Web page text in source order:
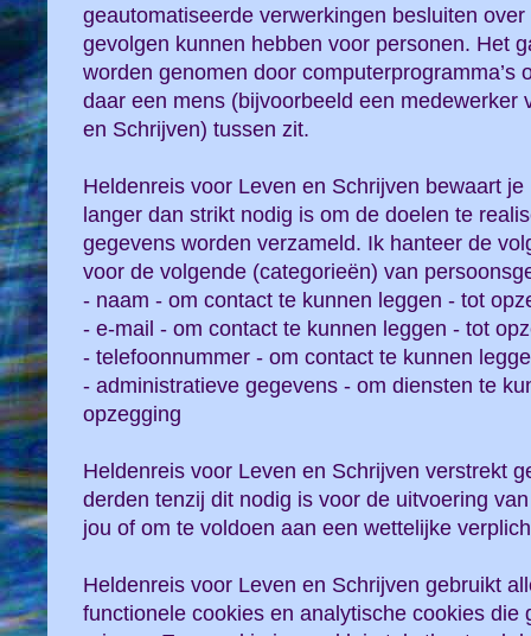
geautomatiseerde verwerkingen besluiten
gevolgen kunnen hebben voor personen. Het
worden genomen door computerprogramma’s
daar een mens (bijvoorbeeld een medewerker
en Schrijven) tussen zit.
Heldenreis voor Leven en Schrijven bewaart
langer dan strikt nodig is om de doelen te
gegevens worden verzameld. Ik hanteer de
voor de volgende (categorieën) van
- naam - om contact te kunnen leggen - tot
- e-mail - om contact te kunnen leggen - tot
- telefoonnummer - om contact te kunnen
- administratieve gegevens - om diensten te
opzegging
Heldenreis voor Leven en Schrijven verstrekt
derden tenzij dit nodig is voor de uitvoering
jou of om te voldoen aan een wettelijke
Heldenreis voor Leven en Schrijven gebruikt
functionele cookies en analytische cookies die